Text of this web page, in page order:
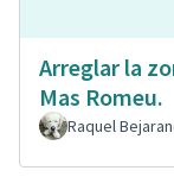
Arreglar la
Mas Romeu.
Raquel